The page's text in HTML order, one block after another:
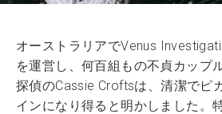
オーストラリアでVenus
を運営し、何百組もの不貞カップ
探偵のCassie Croftsは、清潔でピ
インになり得ると明かしました。